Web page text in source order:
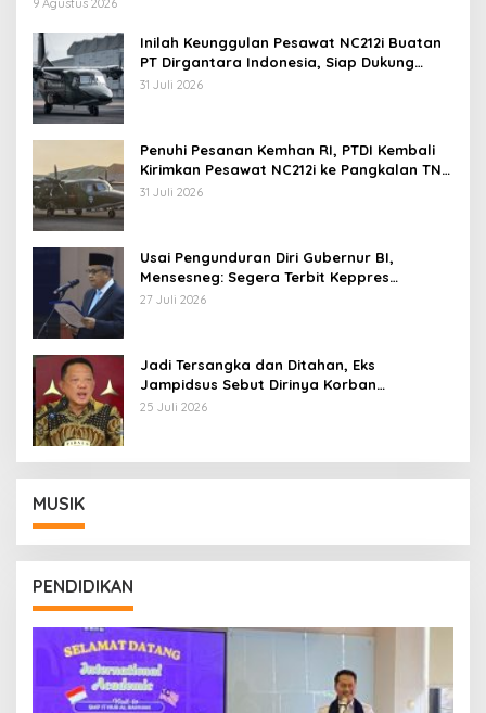
9 Agustus 2026
Inilah Keunggulan Pesawat NC212i Buatan
PT Dirgantara Indonesia, Siap Dukung
Berbagai Operasi TNI
31 Juli 2026
Penuhi Pesanan Kemhan RI, PTDI Kembali
Kirimkan Pesawat NC212i ke Pangkalan TNI
AU
31 Juli 2026
Usai Pengunduran Diri Gubernur BI,
Mensesneg: Segera Terbit Keppres
Pemberhentian dengan Hormat
27 Juli 2026
Jadi Tersangka dan Ditahan, Eks
Jampidsus Sebut Dirinya Korban
Kriminalisasi
25 Juli 2026
MUSIK
PENDIDIKAN